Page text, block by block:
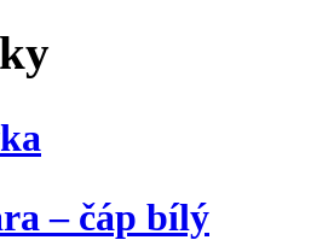
– čáp bílý